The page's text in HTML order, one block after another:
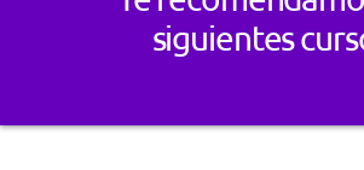
siguientes